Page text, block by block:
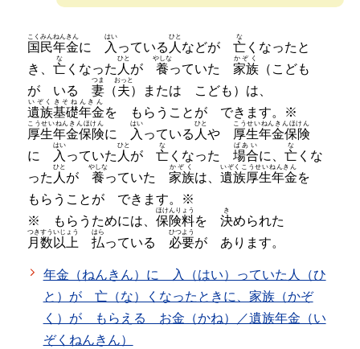
国民年金
こくみんねんきん
に 入
はい
っている 人
ひと
などが 亡
な
くなったと
き、 亡
な
くなった 人
ひと
が 養
やしな
っていた 家族
かぞく
（こども
が いる 妻
つま
（夫
おっと
）または こども）は、
遺族基礎年金
いぞくきそねんきん
を もらうことが できます。※
厚生年金保険
こうせいねんきんほけん
に 入
はい
っている 人
ひと
や 厚生年金保険
こうせいねんきんほけん
に 入
はい
っていた 人
ひと
が 亡
な
くなった 場合
ばあい
に、 亡
な
くな
った 人
ひと
が 養
やしな
っていた 家族
かぞく
は、 遺族厚生年金
いぞくこうせいねんきん
を
もらうことが できます。※
※ もらうためには、 保険料
ほけんりょう
を 決
き
められた
月数以上
つきすういじょう
払
はら
っている 必要
ひつよう
が あります。
年金（ねんきん）に 入（はい）っていた人（ひ
と）が 亡（な）くなったときに、家族（かぞ
く）が もらえる お金（かね）／遺族年金（い
ぞくねんきん）